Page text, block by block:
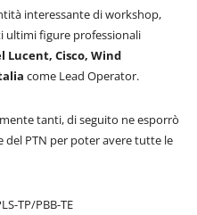
interessante di workshop,
ultimi figure professionali
Lucent, Cisco, Wind
come Lead Operator.
tanti, di seguito ne esporrò
PTN per poter avere tutte le
TP/PBB-TE